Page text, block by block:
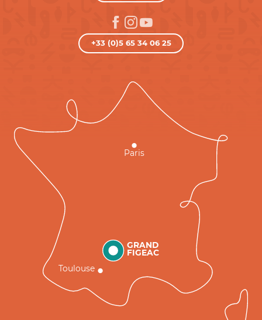
+33 (0)5 65 34 06 25
GRAND
FIGEAC
Toulouse
Paris